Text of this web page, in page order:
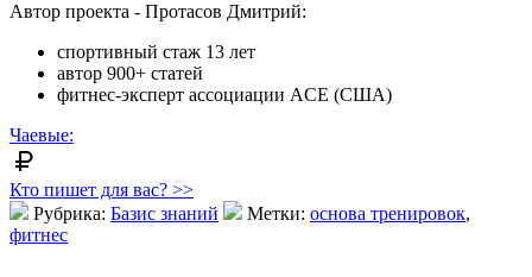
Автор проекта - Протасов Дмитрий:
спортивный стаж 13 лет
автор 900+ статей
фитнес-эксперт ассоциации ACE (США)
Чаевые:
Кто пишет для вас? >>
Рубрика: Базис знаний Метки: основа тренировок,
фитнес